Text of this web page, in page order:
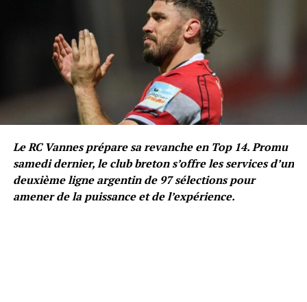
Le RC Vannes prépare sa revanche en Top 14. Promu
samedi dernier, le club breton s’offre les services d’un
deuxième ligne argentin de 97 sélections pour
amener de la puissance et de l’expérience.